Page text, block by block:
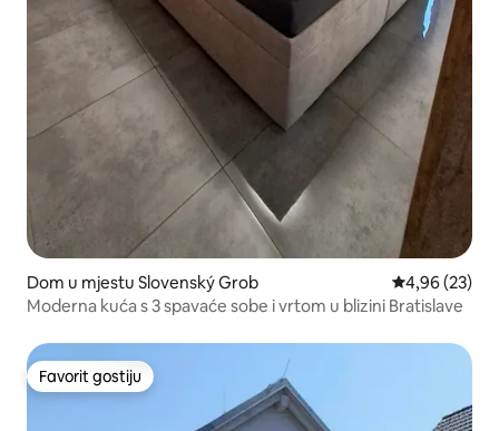
Dom u mjestu Slovenský Grob Prosječna
4,96 (23)
Moderna kuća s 3 spavaće sobe i vrtom u blizini Bratislave
Favorit gostiju
Favorit gostiju